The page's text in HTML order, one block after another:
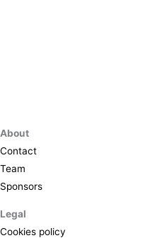
About
Contact
Team
Sponsors
Legal
Cookies policy